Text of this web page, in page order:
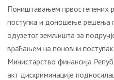
Поништавањем првостепених
поступка и доношење решења
одузетог земљишта за
враћањем на поновни
Министарство финансија
акт дискриминације